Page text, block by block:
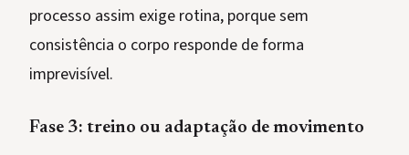
processo assim exige rotina, porque sem
consistência o corpo responde de forma
imprevisível.
Fase 3: treino ou adaptação de movimento